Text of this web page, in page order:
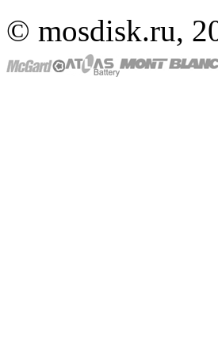
© mosdisk.ru,